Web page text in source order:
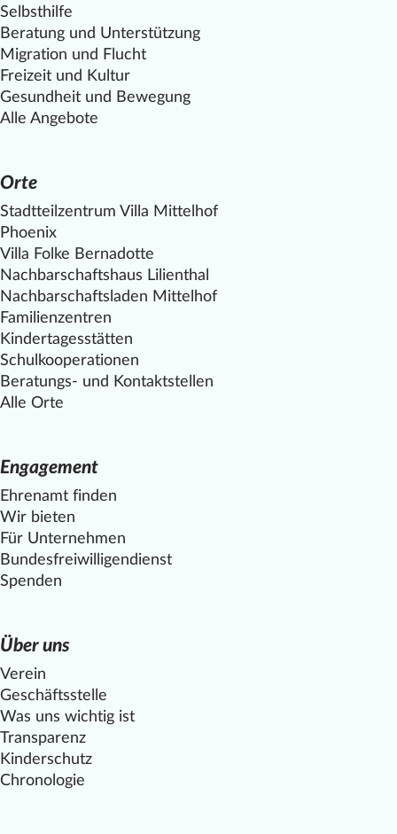
Selbsthilfe
Beratung und Unterstützung
Migration und Flucht
Freizeit und Kultur
Gesundheit und Bewegung
Alle Angebote
Orte
Stadtteilzentrum Villa Mittelhof
Phoenix
Villa Folke Bernadotte
Nachbarschaftshaus Lilienthal
Nachbarschaftsladen Mittelhof
Familienzentren
Kindertagesstätten
Schulkooperationen
Beratungs- und Kontaktstellen
Alle Orte
Engagement
Ehrenamt finden
Wir bieten
Für Unternehmen
Bundesfreiwilligendienst
Spenden
Über uns
Verein
Geschäftsstelle
Was uns wichtig ist
Transparenz
Kinderschutz
Chronologie